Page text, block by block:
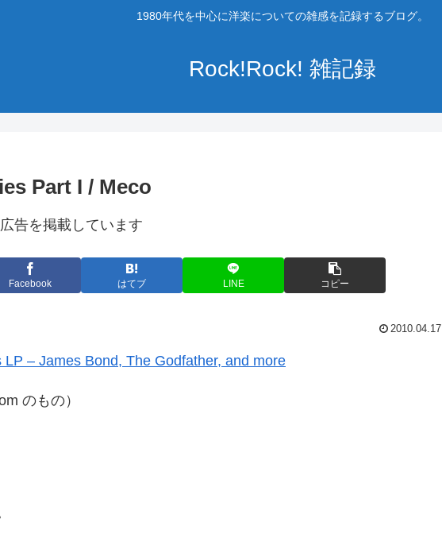
1980年代を中心に洋楽についての雑感を記録するブログ。
Rock!Rock! 雑記録
Part I / Meco
告を掲載しています
Facebook はてブ LINE コピー
2010.04.17
– James Bond, The Godfather, and more
のもの）